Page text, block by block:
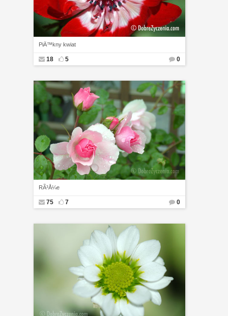
PiÄ™kny kwiat
18 5 0
RÃ³Å¼e
75 7 0